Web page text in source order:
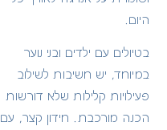
היום.
בטיולים עם ילדים ובני נוער
במיוחד, יש חשיבות לשילוב
פעילויות קלילות שלא דורשות
הכנה מורכבת. חידון קצר, עם